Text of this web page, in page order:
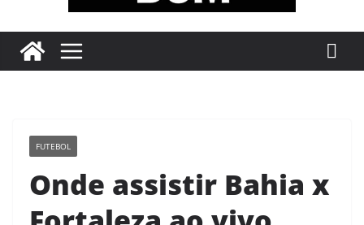
sua
Mente
FUTEBOL
Onde assistir Bahia x